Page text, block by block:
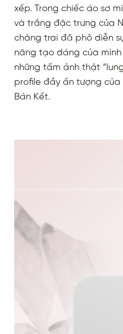
xếp. Trong chiếc áo sơ
và trắng đặc trưng của
chàng trai đã phô diễn
năng tạo dáng của
những tấm ảnh thật
profile đầy ấn tượng
Bán Kết.